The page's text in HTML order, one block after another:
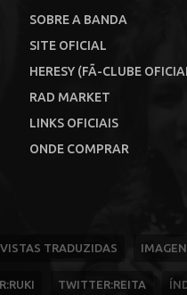
SOBRE A BANDA
SITE OFICIAL
HERESY (FÃ-CLUBE
RAD MARKET
LINKS OFICIAIS
ONDE COMPRAR
TRADUZIDAS
TWITTER:REITA